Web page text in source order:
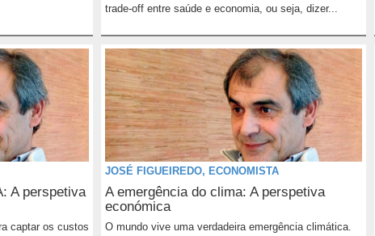
trade-off entre saúde e economia, ou seja, dizer...
A perspetiva
captar os custos
JOSÉ FIGUEIREDO, ECONOMISTA
A emergência do clima: A perspetiva
económica
O mundo vive uma verdadeira emergência climática.